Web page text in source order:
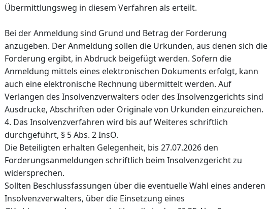
Übermittlungsweg in diesem Verfahren als erteilt.
Bei der Anmeldung sind Grund und Betrag der Forderung
anzugeben. Der Anmeldung sollen die Urkunden, aus denen sich die
Forderung ergibt, in Abdruck beigefügt werden. Sofern die
Anmeldung mittels eines elektronischen Dokuments erfolgt, kann
auch eine elektronische Rechnung übermittelt werden. Auf
Verlangen des Insolvenzverwalters oder des Insolvenzgerichts sind
Ausdrucke, Abschriften oder Originale von Urkunden einzureichen.
4. Das Insolvenzverfahren wird bis auf Weiteres schriftlich
durchgeführt, § 5 Abs. 2 InsO.
Die Beteiligten erhalten Gelegenheit, bis 27.07.2026 den
Forderungsanmeldungen schriftlich beim Insolvenzgericht zu
widersprechen.
Sollten Beschlussfassungen über die eventuelle Wahl eines anderen
Insolvenzverwalters, über die Einsetzung eines